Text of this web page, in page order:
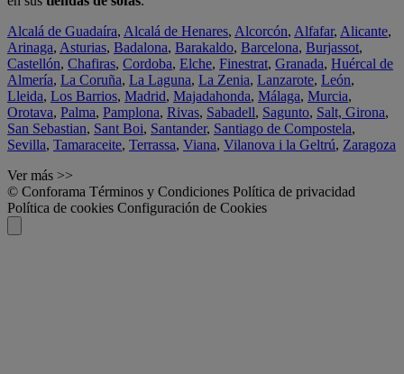
Alcalá de Guadaíra, Alcalá de Henares, Alcorcón, Alfafar, Alicante,
Arinaga, Asturias, Badalona, Barakaldo, Barcelona, Burjassot,
Castellón, Chafiras, Cordoba, Elche, Finestrat, Granada, Huércal de
Almería, La Coruña, La Laguna, La Zenia, Lanzarote, León,
Lleida, Los Barrios, Madrid, Majadahonda, Málaga, Murcia,
Orotava, Palma, Pamplona, Rivas, Sabadell, Sagunto, Salt, Girona,
San Sebastian, Sant Boi, Santander, Santiago de Compostela,
Sevilla, Tamaraceite, Terrassa, Viana, Vilanova i la Geltrú, Zaragoza
Ver más >>
© Conforama Términos y Condiciones Política de privacidad
Política de cookies Configuración de Cookies